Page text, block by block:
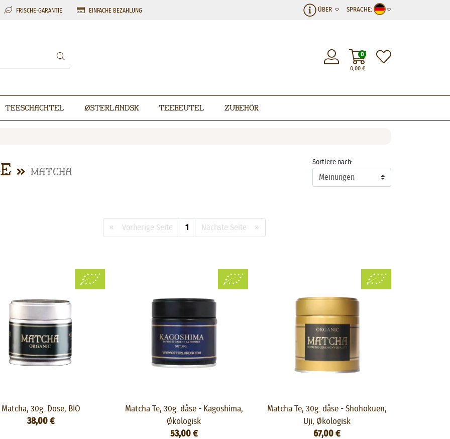
FRISCHE-GARANTIE EINFACHE BEZAHLUNG SPRACHE:
ÜBER
0,00€
0
Teeschachtel Østerlandsk Teebeutel Zubehör
Matcha
Sortiere nach:
« Vorherige Seite 1 Nächste Seite »
Matcha, 30g. Dose, BIO
38,00 €
Matcha Te, 30g. dåse - Kagoshima,
Økologisk
53,00 €
Matcha Te, 30g. dåse - Shohokuen,
Uji, Økologisk
67,00 €